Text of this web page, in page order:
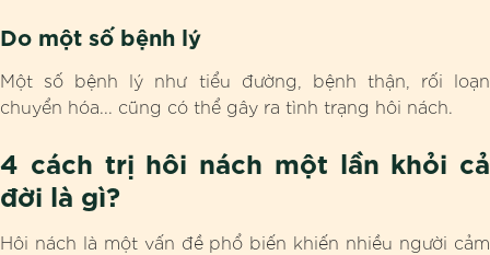
Do một số bệnh lý
Một số bệnh lý như tiểu đường, bệnh thận, rối loạn
chuyển hóa... cũng có thể gây ra tình trạng hôi nách.
4 cách trị hôi nách một lần khỏi cả
đời là gì?
Hôi nách là một vấn đề phổ biến khiến nhiều người cảm